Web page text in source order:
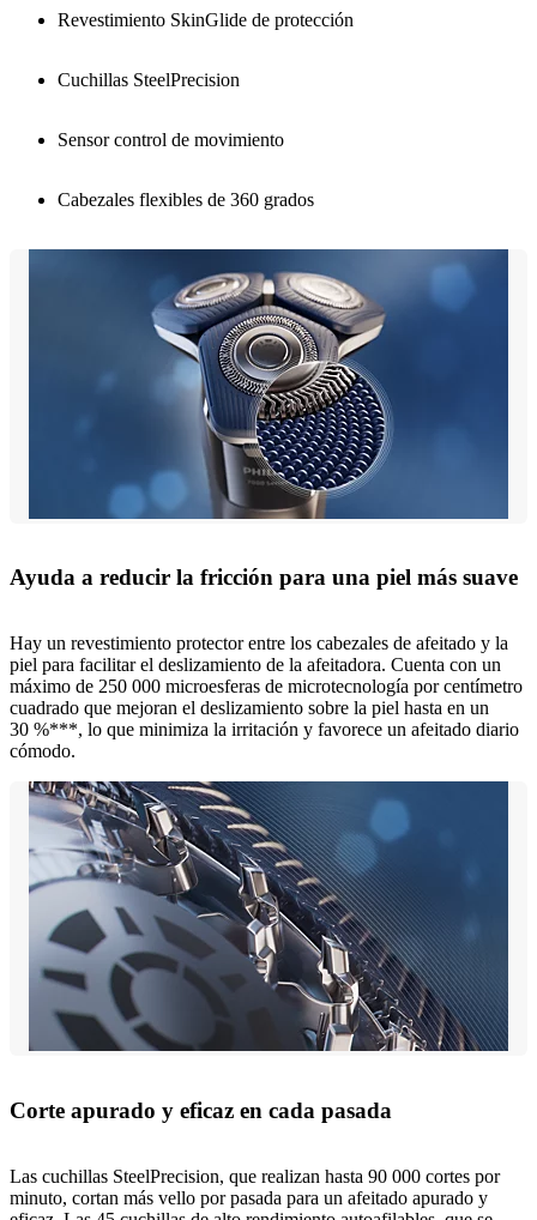
Revestimiento SkinGlide de protección
Cuchillas SteelPrecision
Sensor control de movimiento
Cabezales flexibles de 360 grados
Ayuda a reducir la fricción para una piel más suave
Hay un revestimiento protector entre los cabezales de afeitado y la
piel para facilitar el deslizamiento de la afeitadora. Cuenta con un
máximo de 250 000 microesferas de microtecnología por centímetro
cuadrado que mejoran el deslizamiento sobre la piel hasta en un
30 %***, lo que minimiza la irritación y favorece un afeitado diario
cómodo.
Corte apurado y eficaz en cada pasada
Las cuchillas SteelPrecision, que realizan hasta 90 000 cortes por
minuto, cortan más vello por pasada para un afeitado apurado y